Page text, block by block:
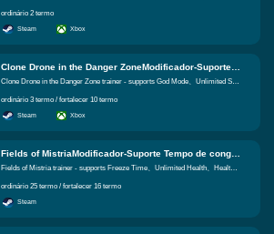
ordinário 2 termo
Steam Xbox
Clone Drone in the Danger ZoneModificador-Suporte Modo de Deus、Pontos de habilidade ilimitados、Energia ilimitada Funções iguais
Clone Drone in the Danger Zone trainer - supports God Mode、Unlimited Skill Points、Unlimited Energy
ordinário 3 termo / fortalecer 10 termo
Steam Xbox
Fields of MistriaModificador-Suporte Tempo de congelamento、Vida infinita、Multiplicador de ganho de vida Funções iguais
Fields of Mistria trainer - supports Freeze Time、Unlimited Health、Health Gain Multiplier
ordinário 25 termo / fortalecer 16 termo
Steam